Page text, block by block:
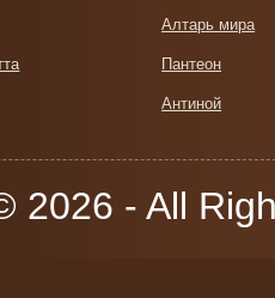
Алтарь мира
Пантеон
Антиной
2026 - All